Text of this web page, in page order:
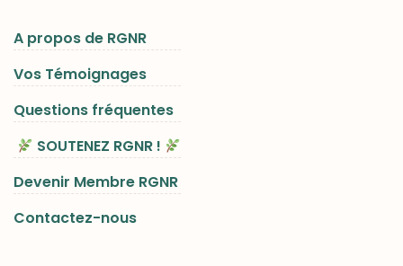
A propos de RGNR
Vos Témoignages
Questions fréquentes
SOUTENEZ RGNR !
Devenir Membre RGNR
Contactez-nous